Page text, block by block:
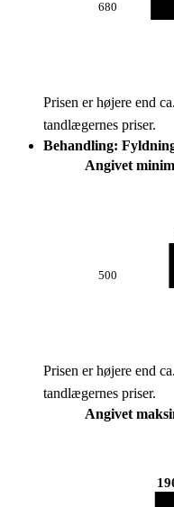
680
Prisen er højere end ca.
tandlægernes priser.
Behandling:
Angivet
500
Prisen er højere end ca.
tandlægernes priser.
Angivet